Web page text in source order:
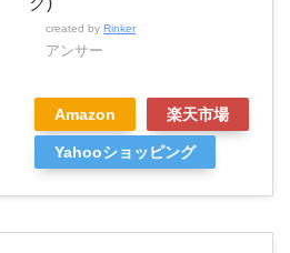
created by Rinker
アンサー
Amazon 楽天市場
Yahooショッピング